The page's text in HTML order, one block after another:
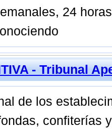
24
- Tribunal
de los
confiterías